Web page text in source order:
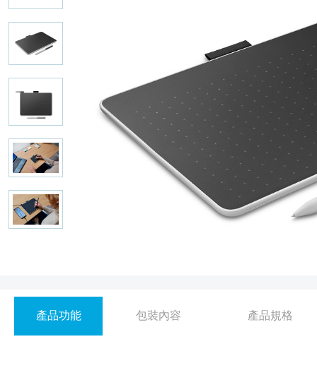
產品功能 包裝內容 產品規格